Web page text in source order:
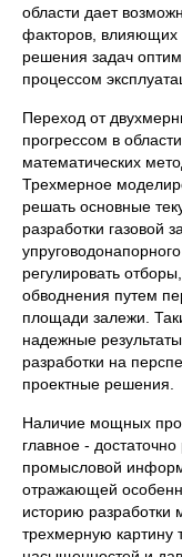
области дает
факторов, влияющих
решения задач
процессом
Переход от
прогрессом в
математических
Трехмерное
решать основные
разработки газовой
регулировать
обводнения путем
площади залежи.
надежные
разработки на
проектные решения.
Наличие мощных
главное -
промысловой
отражающей
историю разработки
трехмерную картину